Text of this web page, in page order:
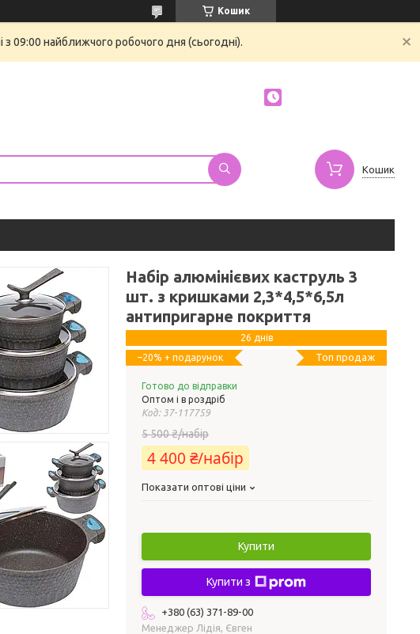
Кошик
09:00 найближчого робочого дня (сьогодні).
Кошик
Набір алюмінієвих каструль 3
шт. з кришками 2,3*4,5*6,5л
антипригарне покриття
Топ продаж
26 днів
–20%
Готово до відправки
Оптом і в роздріб
Код: 37-117759
5 500 ₴/набір
4 400 ₴/набір
Показати оптові ціни
Купити
Купити з
+380 (63) 371-89-00
Менеджер Лідія, Євген